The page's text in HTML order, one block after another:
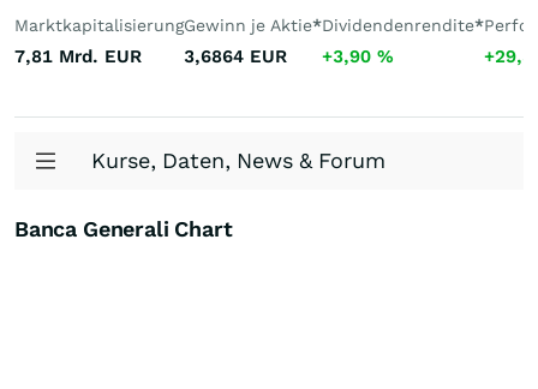
Marktkapitalisierung
7,81 Mrd. EUR
Gewinn je Aktie*
3,6864 EUR
Dividendenrendite*
+3,90 %
Kurse, Daten, News & Forum
Banca Generali Chart